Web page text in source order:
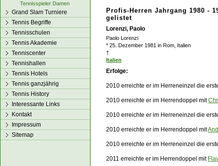
Profis-Herren Jahrgang 1980 -
gelistet
Lorenzi, Paolo
Paolo Lorenzi
* 25. Dezember 1981 in Rom, Italien
†
Italien
Erfolge:
2010 erreichte er im Herreneinzel die
2010 erreichte er im Herrendoppel mit
2010 erreichte er im Herreneinzel die
2010 erreichte er im Herrendoppel mit
2010 erreichte er im Herreneinzel die
2011 erreichte er im Herrendoppel mit
Tennisspieler Damen
Grand Slam Turniere
Tennis Begriffe
Tennisschulen
Tennis Akademie
Tenniscenter
Tennishallen
Tennis Hotels
Tennis ganzjährig
Tennis History
Interessante Links
Kontakt
Impressum
Sitemap